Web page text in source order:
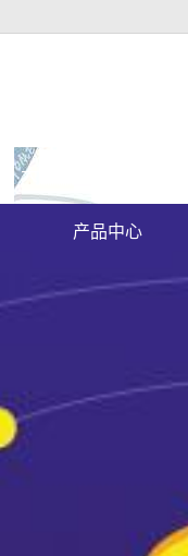
大富豪官方下载地址的
产品中心
原木门
实木复合门